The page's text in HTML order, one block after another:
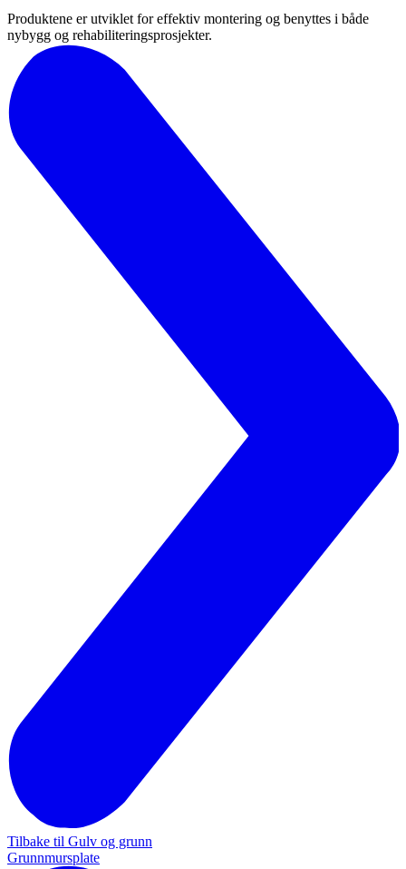
Produktene er utviklet for effektiv montering og benyttes i både
nybygg og rehabiliteringsprosjekter.
Tilbake til Gulv og grunn
Grunnmursplate